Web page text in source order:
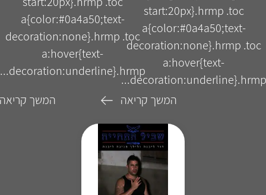
start:20px}.hrmp .toc
a{color:#0a4a50;text-
decoration:none}.hrmp .toc
a:hover{text-
decoration:underline}.hrmp...
המשך קריאה
a{color:#0a4a50;text-
decoration:none}.hrmp .toc
a:hover{text-
decoration:underline}.hrmp...
המשך קריאה